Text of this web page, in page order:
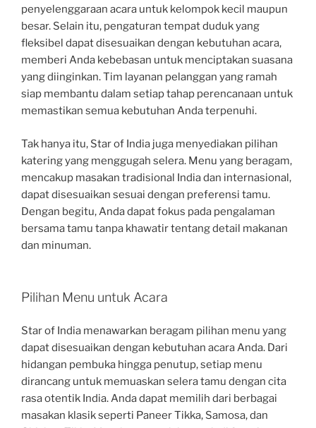
penyelenggaraan acara untuk kelompok kecil maupun
besar. Selain itu, pengaturan tempat duduk yang
fleksibel dapat disesuaikan dengan kebutuhan acara,
memberi Anda kebebasan untuk menciptakan suasana
yang diinginkan. Tim layanan pelanggan yang ramah
siap membantu dalam setiap tahap perencanaan untuk
memastikan semua kebutuhan Anda terpenuhi.
Tak hanya itu, Star of India juga menyediakan pilihan
katering yang menggugah selera. Menu yang beragam,
mencakup masakan tradisional India dan internasional,
dapat disesuaikan sesuai dengan preferensi tamu.
Dengan begitu, Anda dapat fokus pada pengalaman
bersama tamu tanpa khawatir tentang detail makanan
dan minuman.
Pilihan Menu untuk Acara
Star of India menawarkan beragam pilihan menu yang
dapat disesuaikan dengan kebutuhan acara Anda. Dari
hidangan pembuka hingga penutup, setiap menu
dirancang untuk memuaskan selera tamu dengan cita
rasa otentik India. Anda dapat memilih dari berbagai
masakan klasik seperti Paneer Tikka, Samosa, dan